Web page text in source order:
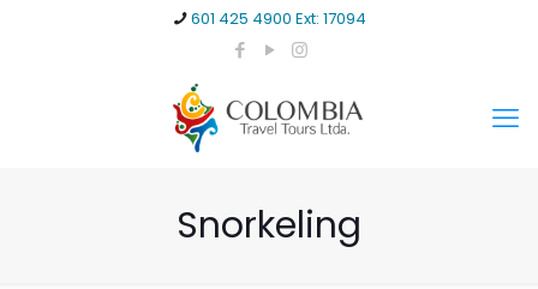
601 425 4900 Ext: 17094
Snorkeling